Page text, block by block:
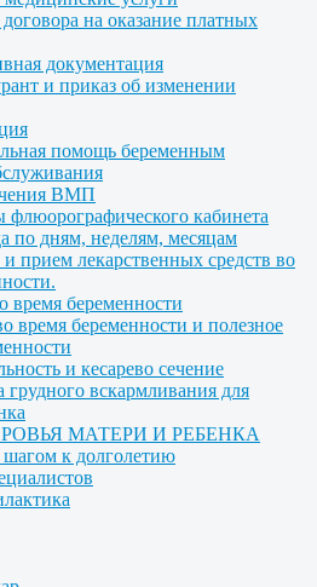
на оказание платных
документация
и приказ об изменении
помощь беременным
ВМП
флюорографического кабинета
по дням, неделям, месяцам
прием лекарственных средств во
время беременности
время беременности и полезное
и кесарево сечение
вскармливания для
МАТЕРИ И РЕБЕНКА
шагом к долголетию